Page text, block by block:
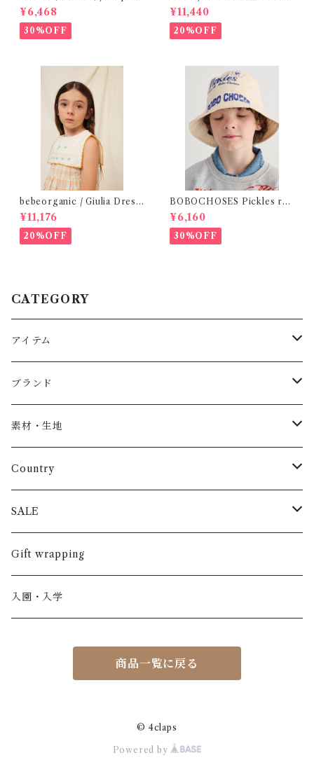
(Silver)28-32
¥6,468
30%OFF
シャツ (White) / 145・155
¥11,440
20%OFF
bebeorganic / Giulia Dress
Lagoon Check (2-6y)
¥11,176
20%OFF
BOBOCHOSES Pickles rev
ersible hat / 52,54
¥6,160
30%OFF
CATEGORY
アイテム
Baby
トップス
長袖
半袖
パンツ
長ズボン
半ズボン
スカート
ワンピース
カーディガン / 羽織もの
ブランド
AS WE GROW
ARCH&LINE
BABE & TESS
BOBOCHOSES
BONHEUR DU JOUR
素材・生地
コットン 100%
リネン( 麻 )
ウール
アルパカ
Country
France / フランス
Italy / イタリア
NY / ニューヨーク
Spain / スペイン
SALE
男の子
女の子
くつ・帽子・Bag
Gift wrapping
入園・入学
商品一覧に戻る
© 4claps
Powered by